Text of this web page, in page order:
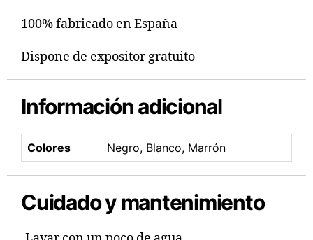
100% fabricado en España
Dispone de expositor gratuito
Información adicional
Colores Negro, Blanco, Marrón
Cuidado y mantenimiento